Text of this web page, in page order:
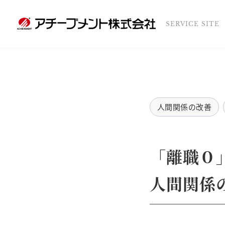
SERVICE SITE
人間関係の改善
「離職
人間関係